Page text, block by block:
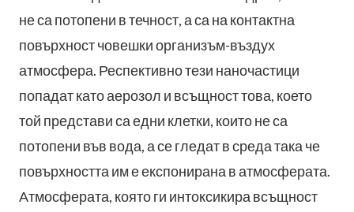
не са потопени в течност, а са на контактна
повърхност човешки организъм-въздух
атмосфера. Респективно тези наночастици
попадат като аерозол и всъщност това, което
той представи са едни клетки, които не са
потопени във вода, а се гледат в среда така че
повърхността им е експонирана в атмосферата.
Атмосферата, която ги интоксикира всъщност